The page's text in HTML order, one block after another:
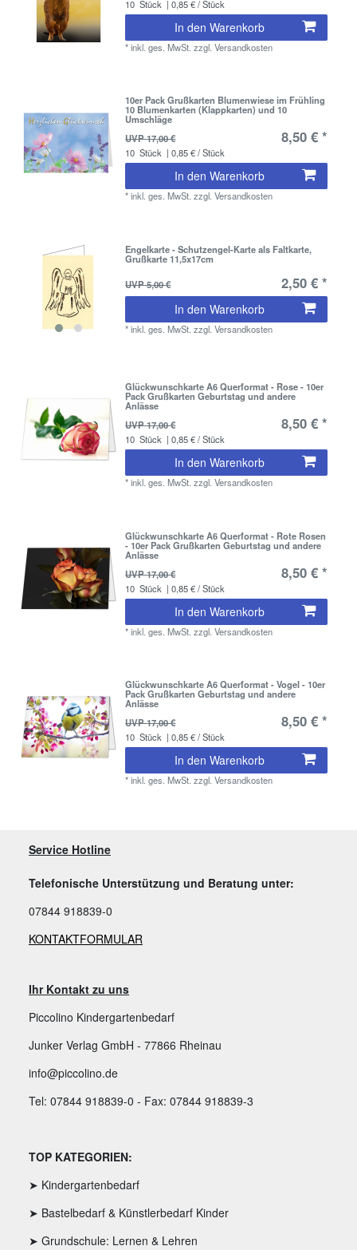
10 Stück | 0,85 € / Stück
In den Warenkorb
*inkl. ges. MwSt. zzgl.Versandkosten
10er Pack Grußkarten Blumenwiese im Frühling
10 Blumenkarten (Klappkarten) und 10
Umschläge
UVP 17,00 €
8,50 € *
10 Stück | 0,85 € / Stück
In den Warenkorb
*inkl. ges. MwSt. zzgl.Versandkosten
Engelkarte - Schutzengel-Karte als Faltkarte,
Grußkarte 11,5x17cm
UVP 5,00 €
2,50 € *
In den Warenkorb
*inkl. ges. MwSt. zzgl.Versandkosten
Glückwunschkarte A6 Querformat - Rose - 10er
Pack Grußkarten Geburtstag und andere
Anlässe
UVP 17,00 €
8,50 € *
10 Stück | 0,85 € / Stück
In den Warenkorb
*inkl. ges. MwSt. zzgl.Versandkosten
Glückwunschkarte A6 Querformat - Rote Rosen
- 10er Pack Grußkarten Geburtstag und andere
Anlässe
UVP 17,00 €
8,50 € *
10 Stück | 0,85 € / Stück
In den Warenkorb
*inkl. ges. MwSt. zzgl.Versandkosten
Glückwunschkarte A6 Querformat - Vogel - 10er
Pack Grußkarten Geburtstag und andere
Anlässe
UVP 17,00 €
8,50 € *
10 Stück | 0,85 € / Stück
In den Warenkorb
*inkl. ges. MwSt. zzgl.Versandkosten
Service Hotline
Telefonische Unterstützung und Beratung unter:
07844 918839-0
KONTAKTFORMULAR
Ihr Kontakt zu uns
Piccolino Kindergartenbedarf
Junker Verlag GmbH - 77866 Rheinau
info@piccolino.de
Tel: 07844 918839-0 - Fax: 07844 918839-3
TOP KATEGORIEN:
➤ Kindergartenbedarf
➤ Bastelbedarf & Künstlerbedarf Kinder
➤ Grundschule: Lernen & Lehren